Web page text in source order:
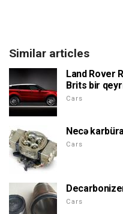
Similar articles
Land Rover
Brits bir
Cars
Necə
Cars
Cars